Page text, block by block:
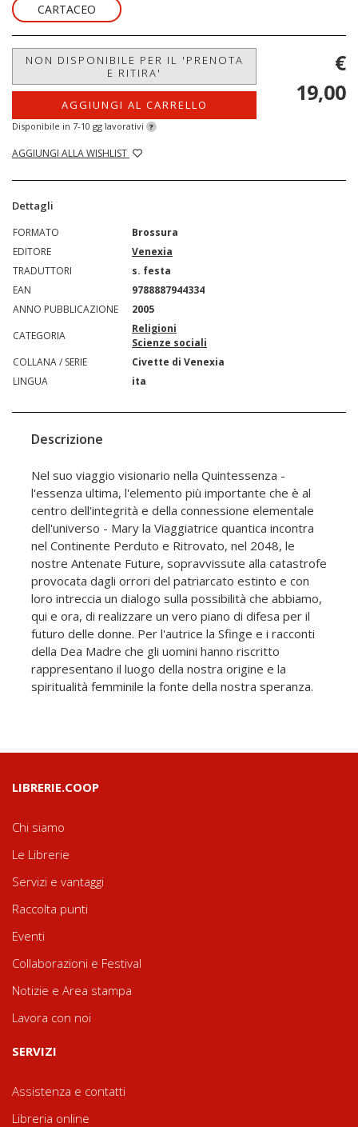
CARTACEO
NON DISPONIBILE PER IL 'PRENOTA
E RITIRA'
AGGIUNGI AL CARRELLO
Disponibile in 7-10 gg lavorativi ?
AGGIUNGI ALLA WISHLIST
€
19,00
Dettagli
FORMATO
Brossura
EDITORE
Venexia
TRADUTTORI
s. festa
EAN
9788887944334
ANNO PUBBLICAZIONE
2005
CATEGORIA
Religioni
Scienze sociali
COLLANA / SERIE
Civette di Venexia
LINGUA
ita
Descrizione
Nel suo viaggio visionario nella Quintessenza -
l'essenza ultima, l'elemento più importante che è al
centro dell'integrità e della connessione elementale
dell'universo - Mary la Viaggiatrice quantica incontra
nel Continente Perduto e Ritrovato, nel 2048, le
nostre Antenate Future, sopravvissute alla catastrofe
provocata dagli orrori del patriarcato estinto e con
loro intreccia un dialogo sulla possibilità che abbiamo,
qui e ora, di realizzare un vero piano di difesa per il
futuro delle donne. Per l'autrice la Sfinge e i racconti
della Dea Madre che gli uomini hanno riscritto
rappresentano il luogo della nostra origine e la
spiritualità femminile la fonte della nostra speranza.
LIBRERIE.COOP
Chi siamo
Le Librerie
Servizi e vantaggi
Raccolta punti
Eventi
Collaborazioni e Festival
Notizie e Area stampa
Lavora con noi
SERVIZI
Assistenza e contatti
Libreria online